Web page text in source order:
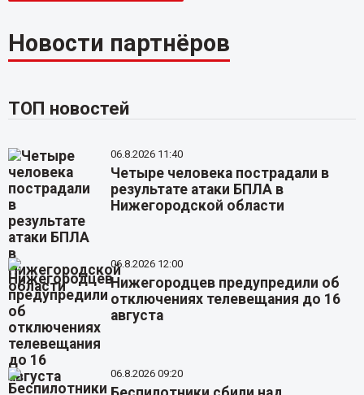
Новости партнёров
ТОП новостей
06.8.2026 11:40
Четыре человека пострадали в
результате атаки БПЛА в
Нижегородской области
06.8.2026 12:00
Нижегородцев предупредили об
отключениях телевещания до 16
августа
06.8.2026 09:20